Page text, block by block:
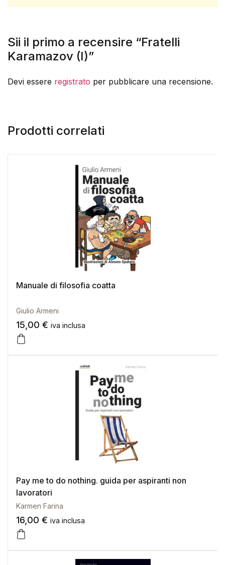
Sii il primo a recensire “Fratelli
Karamazov (I)”
Devi essere registrato per pubblicare una recensione.
Prodotti correlati
Manuale di filosofia coatta
Giulio Armeni
15,00 € iva inclusa
Pay me to do nothing. guida per aspiranti non
lavoratori
Karmen Farina
16,00 € iva inclusa